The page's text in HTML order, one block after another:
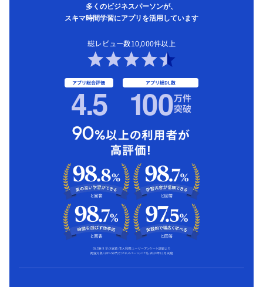
多くのビジネスパーソンが、
スキマ時間学習にアプリを活用しています
総レビュー数10,000件以上
アプリ総合評価
4.5 アプリ総DL数
100万件
突破